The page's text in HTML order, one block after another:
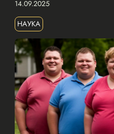
14.09.2025
НАУКА